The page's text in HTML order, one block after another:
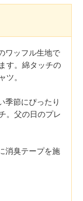
ワッフル生地で
す。綿タッチの
ツ。
季節にぴったり
。父の日のプレ
消臭テープを施